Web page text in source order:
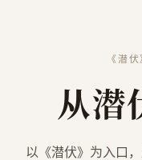
《潜
从潜
以《潜伏》为入口